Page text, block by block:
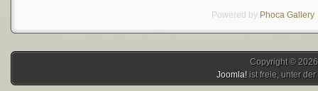
Powered by Phoca Gallery
Copyright ©
Joomla! ist freie, unter der